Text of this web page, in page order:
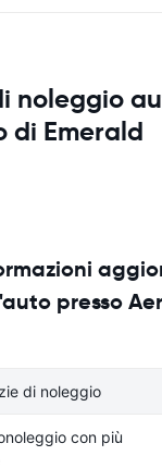
noleggio
di Emerald
presso
di noleggio
con più